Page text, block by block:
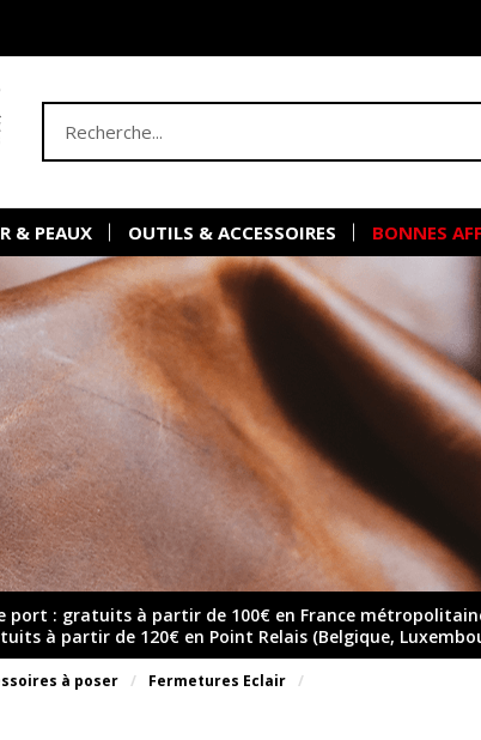
& PEAUX OUTILS & ACCESSOIRES BONNES
port : gratuits à partir de 100€ en France
à partir de 120€ en Point Relais (Belgique,
à poser Fermetures Eclair